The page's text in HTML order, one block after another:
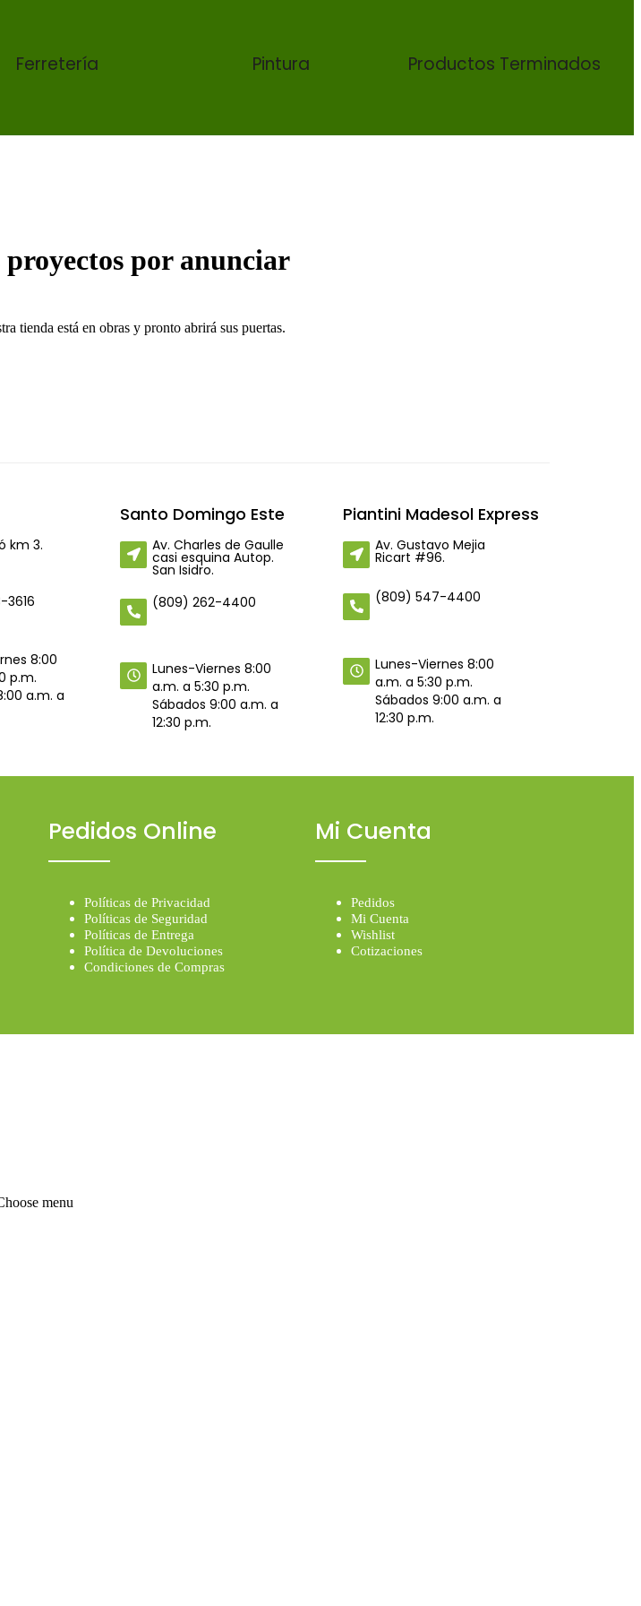
Ferretería Pintura Productos Terminados
proyectos por anunciar
tienda está en obras y pronto abrirá sus puertas.
km 3.
8:00
p.m.
a.m. a
Santo Domingo Este
Av. Charles de Gaulle
casi esquina Autop.
San Isidro.
(809) 262-4400
Lunes-Viernes 8:00
a.m. a 5:30 p.m.
Sábados 9:00 a.m. a
12:30 p.m.
Piantini Madesol Express
Av. Gustavo Mejia
Ricart #96.
(809) 547-4400
Lunes-Viernes 8:00
a.m. a 5:30 p.m.
Sábados 9:00 a.m. a
12:30 p.m.
Pedidos Online
Políticas de Privacidad
Políticas de Seguridad
Políticas de Entrega
Política de Devoluciones
Condiciones de Compras
Mi Cuenta
Pedidos
Mi Cuenta
Wishlist
Cotizaciones
menu